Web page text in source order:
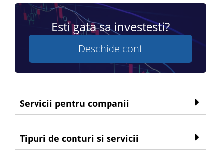
Esti gata sa investesti?
Deschide cont
Servicii pentru companii
Tipuri de conturi si servicii